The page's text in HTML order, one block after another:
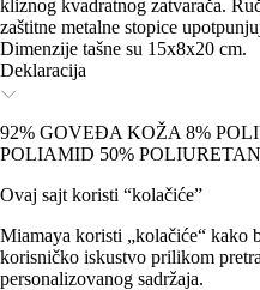
kliznog kvadratnog zatvarača.
zaštitne metalne stopice
Dimenzije tašne su 15x8x20 cm.
Deklaracija
92% GOVEĐA KOŽA 8%
POLIAMID 50%
Ovaj sajt koristi “kolačiće”
Miamaya koristi „kolačiće“ kako
korisničko iskustvo prilikom
personalizovanog sadržaja.